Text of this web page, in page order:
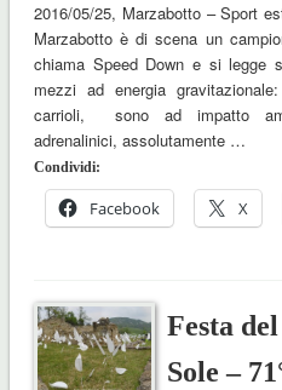
2016/05/25, Marzabotto – Sport
Marzabotto è di scena un
chiama Speed Down e si legge
mezzi ad energia
carrioli, sono ad impatto
adrenalinici, assolutamente …
Condividi:
Facebook X
Festa
Sole –